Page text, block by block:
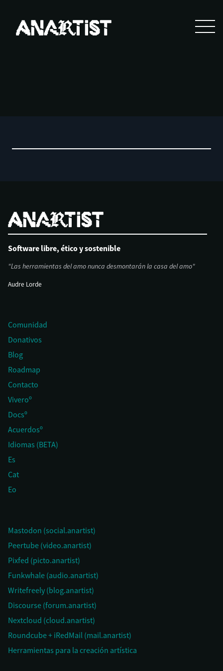
Software libre, ético y sostenible
"Las herramientas del amo nunca desmontarán la casa del amo"
Audre Lorde
Comunidad
Donativos
Blog
Roadmap
Contacto
Viveroº
Docsº
Acuerdosº
Idiomas (BETA)
Es
Cat
Eo
Mastodon (social.anartist)
Peertube (video.anartist)
Pixfed (picto.anartist)
Funkwhale (audio.anartist)
Writefreely (blog.anartist)
Discourse (forum.anartist)
Nextcloud (cloud.anartist)
Roundcube + iRedMail (mail.anartist)
Herramientas para la creación artística